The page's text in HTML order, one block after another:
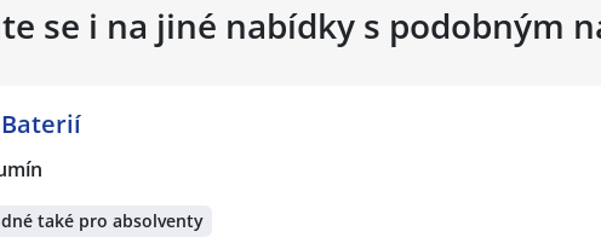
se i na jiné nabídky s podobným
také pro absolventy